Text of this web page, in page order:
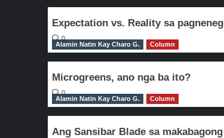
Expectation vs. Reality sa
0
Alamin Natin Kay Charo G.
Column
Microgreens, ano nga ba ito?
0
Alamin Natin Kay Charo G.
Column
Ang Sansibar Blade sa